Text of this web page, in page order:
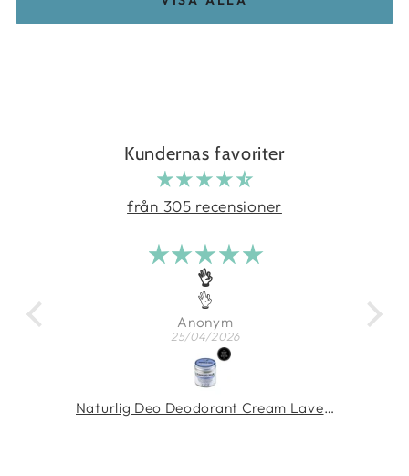
Kundernas favoriter
från 305 recensioner
👌
👌
Anonym
25/04/2026
Naturlig Deo Deodorant Cream Lavendel 60 ml